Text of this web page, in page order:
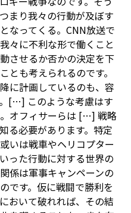
まり我々の行動が及ぼす
なってくる。CNN放送で
々に不利な形で働くこと
させるか否かの決定を下
とも考えられるのです。
に計画しているのも、容
[…] このような考慮はす
オフィサーらは […] 戦略
る必要があります。特定
いは戦車やヘリコプター
った行動に対する世界の
係は軍事キャンペーンの
です。仮に戦闘で勝利を
おいて破れれば、その結